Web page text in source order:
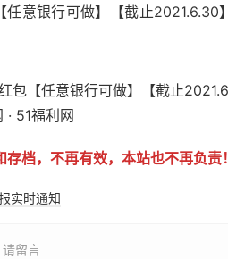
档，不再有效，本站也不再负责！
实时通知
留言